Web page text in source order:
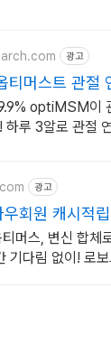
광고
티머스트 관절
optiMSM이
하루 3알로 관절
광고
회원 캐시적
머스, 변신 합체
기다림 없이! 로